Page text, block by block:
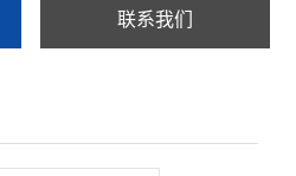
联系我们